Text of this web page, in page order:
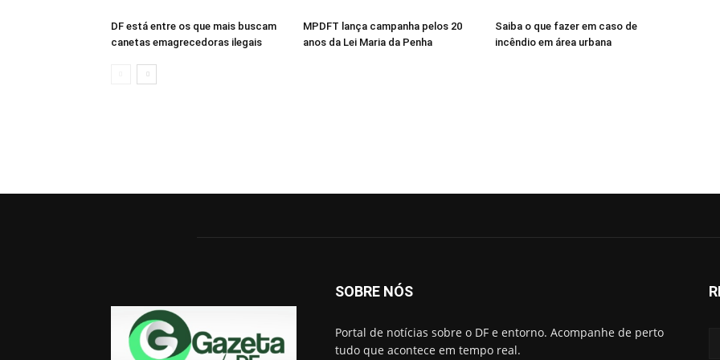
DF está entre os que mais buscam
canetas emagrecedoras ilegais
MPDFT lança campanha pelos 20
anos da Lei Maria da Penha
Saiba o que fazer em caso de
incêndio em área urbana
SOBRE NÓS
Portal de notícias sobre o DF e entorno. Acompanhe de perto
tudo que acontece em tempo real.